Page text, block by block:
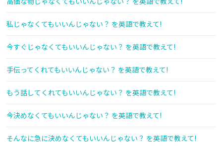
私じゃなくてもいいんじゃない？ を英語で教えて!
今すぐじゃなくてもいいんじゃない？ を英語で教えて!
手伝ってくれてもいいんじゃない？ を英語で教えて!
もう話してくれてもいいんじゃない？ を英語で教えて!
今決めなくてもいいんじゃない？ を英語で教えて!
そんなに急に決めなくてもいいんじゃない？ を英語で教えて!